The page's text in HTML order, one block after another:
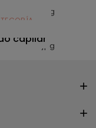
capilar

